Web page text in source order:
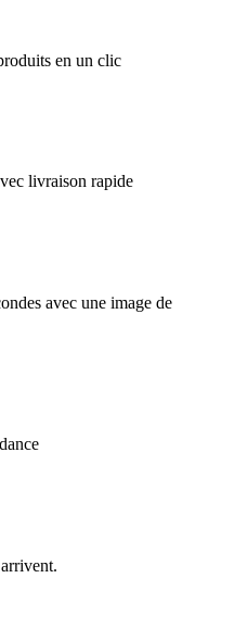
en un clic
livraison rapide
avec une image de